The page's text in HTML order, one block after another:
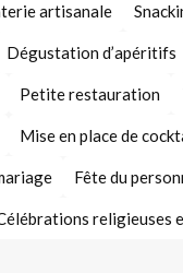
artisanale
Dégustation d’apéritifs
Petite restauration
Mise en place de
Fête du
religieuses